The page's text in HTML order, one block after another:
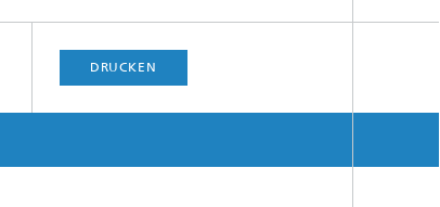
DRUCKEN